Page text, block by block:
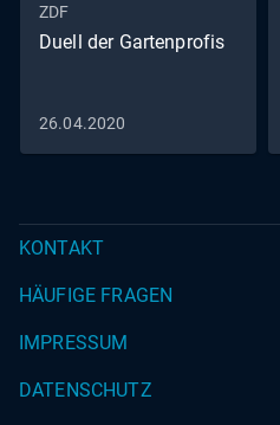
ZDF
Duell der Gartenprofis
26.04.2020
KONTAKT
HÄUFIGE FRAGEN
IMPRESSUM
DATENSCHUTZ